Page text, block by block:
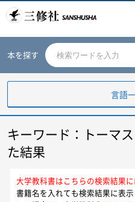
本を探す
言語
英語
フランス語
キーワード：トーマ
た結果
大学教科書はこちらの検索結果に
書籍名を入れても検索結果に表